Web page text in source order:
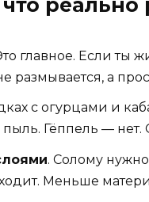
реально
главное. Если ты
размывается, а
с огурцами и
Гёппель — нет.
. Солому
Меньше